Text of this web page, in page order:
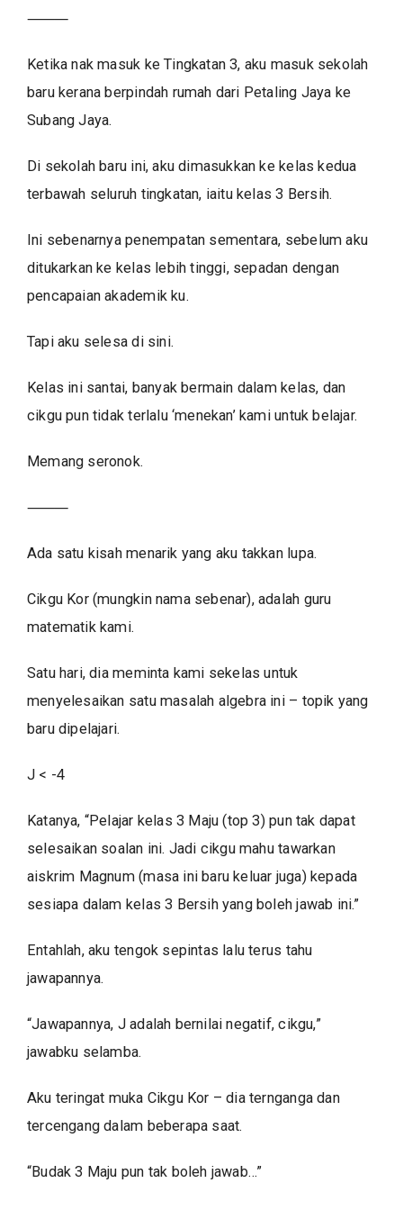
⸻
Ketika nak masuk ke Tingkatan 3, aku masuk sekolah
baru kerana berpindah rumah dari Petaling Jaya ke
Subang Jaya.
Di sekolah baru ini, aku dimasukkan ke kelas kedua
terbawah seluruh tingkatan, iaitu kelas 3 Bersih.
Ini sebenarnya penempatan sementara, sebelum aku
ditukarkan ke kelas lebih tinggi, sepadan dengan
pencapaian akademik ku.
Tapi aku selesa di sini.
Kelas ini santai, banyak bermain dalam kelas, dan
cikgu pun tidak terlalu ‘menekan’ kami untuk belajar.
Memang seronok.
⸻
Ada satu kisah menarik yang aku takkan lupa.
Cikgu Kor (mungkin nama sebenar), adalah guru
matematik kami.
Satu hari, dia meminta kami sekelas untuk
menyelesaikan satu masalah algebra ini – topik yang
baru dipelajari.
J < -4
Katanya, “Pelajar kelas 3 Maju (top 3) pun tak dapat
selesaikan soalan ini. Jadi cikgu mahu tawarkan
aiskrim Magnum (masa ini baru keluar juga) kepada
sesiapa dalam kelas 3 Bersih yang boleh jawab ini.”
Entahlah, aku tengok sepintas lalu terus tahu
jawapannya.
“Jawapannya, J adalah bernilai negatif, cikgu,”
jawabku selamba.
Aku teringat muka Cikgu Kor – dia ternganga dan
tercengang dalam beberapa saat.
“Budak 3 Maju pun tak boleh jawab…”